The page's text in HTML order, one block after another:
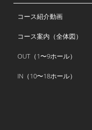
コース紹介動画
コース案内（全体図）
OUT（1〜9ホール）
IN（10〜18ホール）